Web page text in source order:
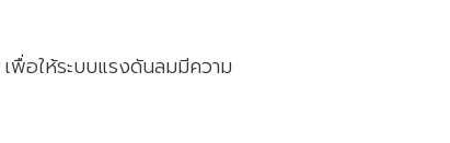
อให้ระบบแรงดันลมมีความ